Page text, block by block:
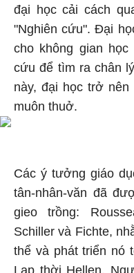
đại học cải cách
"Nghiên cứu". Đại
cho không gian
cứu để tìm ra chân
này, đại học trở
muôn thuở.
Các ý tưởng giáo
tân-nhân-văn đã
gieo trồng:
Schiller và Fichte,
thể và phát triển nó
Lạp thời Hellen.